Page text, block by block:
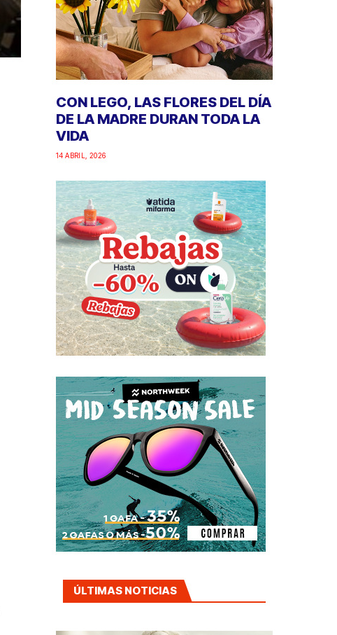
CON LEGO, LAS FLORES DEL DÍA
DE LA MADRE DURAN TODA LA
VIDA
14 ABRIL, 2026
ÚLTIMAS NOTICIAS